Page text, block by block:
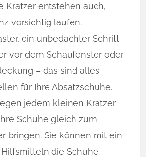
Kratzer entstehen auch,
vorsichtig laufen.
ein unbedachter Schritt
vor dem Schaufenster oder
– das sind alles
für Ihre Absatzschuhe.
jedem kleinen Kratzer
Schuhe gleich zum
bringen. Sie können mit ein
die Schuhe